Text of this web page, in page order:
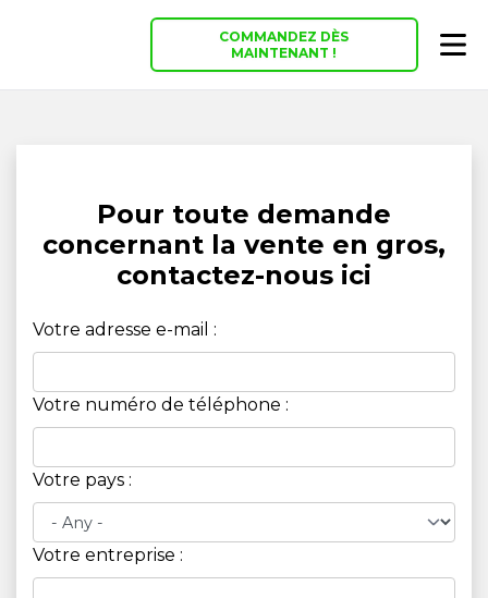
COMMANDEZ DÈS
MAINTENANT !
Pour toute demande
concernant la vente en gros,
contactez-nous ici
Votre adresse e-mail :
Votre numéro de téléphone :
Votre pays :
Votre entreprise :